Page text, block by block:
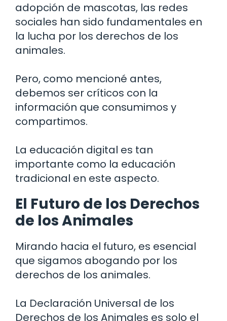
adopción de mascotas, las redes
sociales han sido fundamentales en
la lucha por los derechos de los
animales.
Pero, como mencioné antes,
debemos ser críticos con la
información que consumimos y
compartimos.
La educación digital es tan
importante como la educación
tradicional en este aspecto.
El Futuro de los Derechos
de los Animales
Mirando hacia el futuro, es esencial
que sigamos abogando por los
derechos de los animales.
La Declaración Universal de los
Derechos de los Animales es solo el